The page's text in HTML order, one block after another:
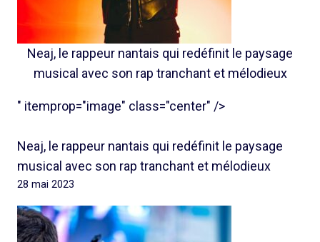
Neaj, le rappeur nantais qui redéfinit le paysage
musical avec son rap tranchant et mélodieux
" itemprop="image" class="center" />
Neaj, le rappeur nantais qui redéfinit le paysage
musical avec son rap tranchant et mélodieux
28 mai 2023